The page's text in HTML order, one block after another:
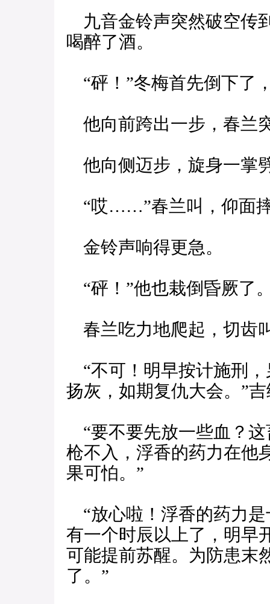
九音金铃声突然破空传
喝醉了酒。
“砰！”冬梅首先倒下了
他向前跨出一步，春兰
他向侧迈步，旋身一掌
“哎……”春兰叫，仰面
金铃声响得更急。
“砰！”他也栽倒昏厥了
春兰吃力地爬起，切齿
“不可！明早按计施刑
扬灰，如期复仇大会。”
“要不要先放一些血？
枪不入，浮香的药力在他
果可怕。”
“放心啦！浮香的药力
有一个时辰以上了，明早
可能提前苏醒。为防患末
了。”